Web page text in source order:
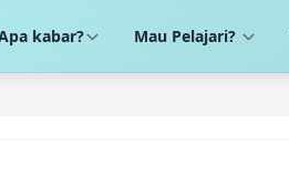
kabar? Mau Pelajari?